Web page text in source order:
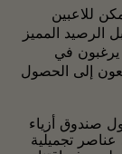
للاعبين
الرصيد المميز
يرغبون في
إلى الحصول
صندوق أزياء
تجميلية